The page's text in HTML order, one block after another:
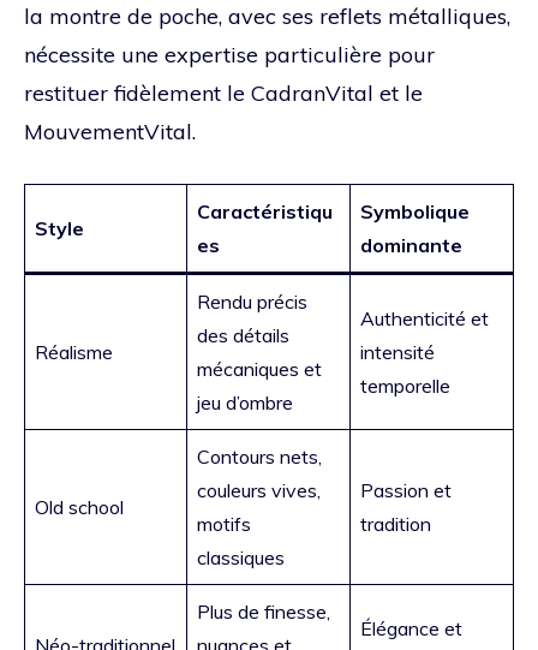
la montre de poche, avec ses reflets métalliques,
nécessite une expertise particulière pour
restituer fidèlement le CadranVital et le
MouvementVital.
Style
Caractéristiqu
es
Symbolique
dominante
Réalisme
Rendu précis
des détails
mécaniques et
jeu d’ombre
Authenticité et
intensité
temporelle
Old school
Contours nets,
couleurs vives,
motifs
classiques
Passion et
tradition
Néo-traditionnel
Plus de finesse,
nuances et
Élégance et